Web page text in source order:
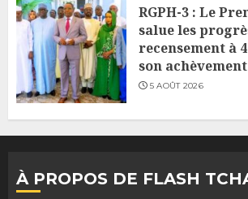
RGPH-3 : Le
salue les
recensement à
son achèvement
5 AOÛT 2026
À PROPOS DE FLASH